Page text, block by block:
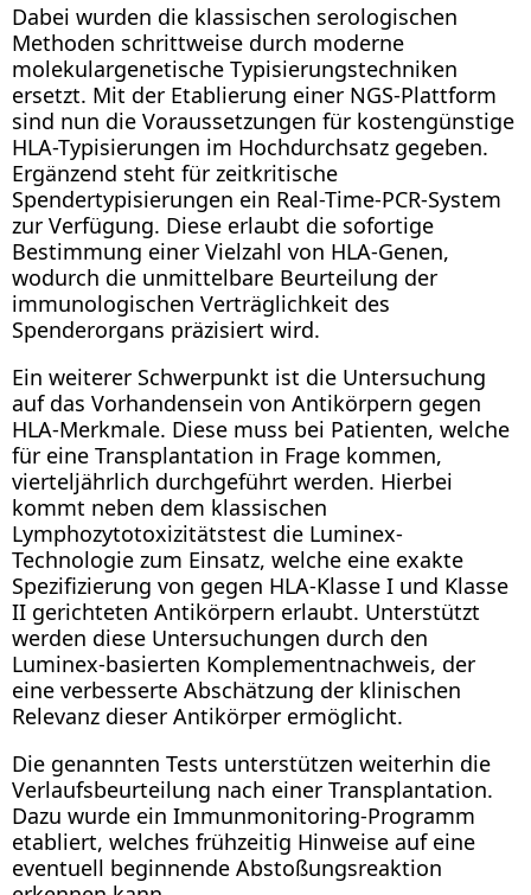
Dabei wurden die klassischen serologischen
Methoden schrittweise durch moderne
molekulargenetische Typisierungstechniken
ersetzt. Mit der Etablierung einer NGS-Plattform
sind nun die Voraussetzungen für kostengünstige
HLA-Typisierungen im Hochdurchsatz gegeben.
Ergänzend steht für zeitkritische
Spendertypisierungen ein Real-Time-PCR-System
zur Verfügung. Diese erlaubt die sofortige
Bestimmung einer Vielzahl von HLA-Genen,
wodurch die unmittelbare Beurteilung der
immunologischen Verträglichkeit des
Spenderorgans präzisiert wird.
Ein weiterer Schwerpunkt ist die Untersuchung
auf das Vorhandensein von Antikörpern gegen
HLA-Merkmale. Diese muss bei Patienten, welche
für eine Transplantation in Frage kommen,
vierteljährlich durchgeführt werden. Hierbei
kommt neben dem klassischen
Lymphozytotoxizitätstest die Luminex-
Technologie zum Einsatz, welche eine exakte
Spezifizierung von gegen HLA-Klasse I und Klasse
II gerichteten Antikörpern erlaubt. Unterstützt
werden diese Untersuchungen durch den
Luminex-basierten Komplementnachweis, der
eine verbesserte Abschätzung der klinischen
Relevanz dieser Antikörper ermöglicht.
Die genannten Tests unterstützen weiterhin die
Verlaufsbeurteilung nach einer Transplantation.
Dazu wurde ein Immunmonitoring-Programm
etabliert, welches frühzeitig Hinweise auf eine
eventuell beginnende Abstoßungsreaktion